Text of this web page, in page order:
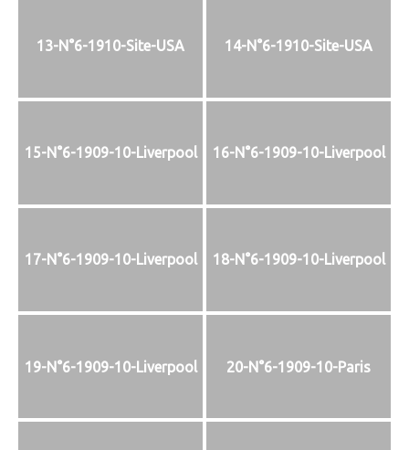
13-N°6-1910-Site-USA 14-N°6-1910-Site-USA
15-N°6-1909-10-Liverpool 16-N°6-1909-10-Liverpool
17-N°6-1909-10-Liverpool 18-N°6-1909-10-Liverpool
19-N°6-1909-10-Liverpool 20-N°6-1909-10-Paris